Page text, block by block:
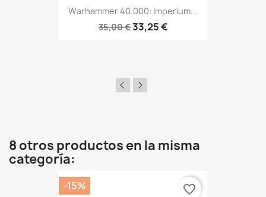
Warhammer 40.000: Imperium...
35,00 €33,25 €
8 otros productos en la misma
categoría:
-15%
favorite_border